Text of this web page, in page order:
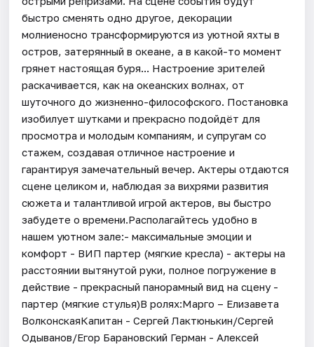
быстро сменять одно другое, декорации
молниеносно трансформируются из уютной яхты в
остров, затерянный в океане, а в какой-то момент
грянет настоящая буря... Настроение зрителей
раскачивается, как на океанских волнах, от
шуточного до жизненно-философского. Постановка
изобилует шутками и прекрасно подойдёт для
просмотра и молодым компаниям, и супругам со
стажем, создавая отличное настроение и
гарантируя замечательный вечер. Актеры отдаются
сцене целиком и, наблюдая за вихрями развития
сюжета и талантливой игрой актеров, вы быстро
забудете о времени.Располагайтесь удобно в
нашем уютном зале:- максимальные эмоции и
комфорт - ВИП партер (мягкие кресла) - актеры на
расстоянии вытянутой руки, полное погружение в
действие - ⁠прекрасный панорамный вид на сцену -
партер (мягкие стулья)В ролях:Марго – Елизавета
ВолконскаяКапитан - Сергей Лактюнькин/Сергей
Одыванов/Егор Барановский Герман - Алексей